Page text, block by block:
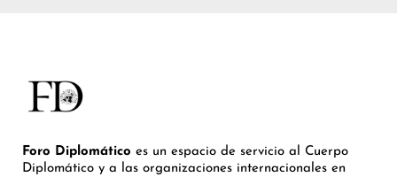
Foro Diplomático es un espacio de servicio al Cuerpo
Diplomático y a las organizaciones internacionales en